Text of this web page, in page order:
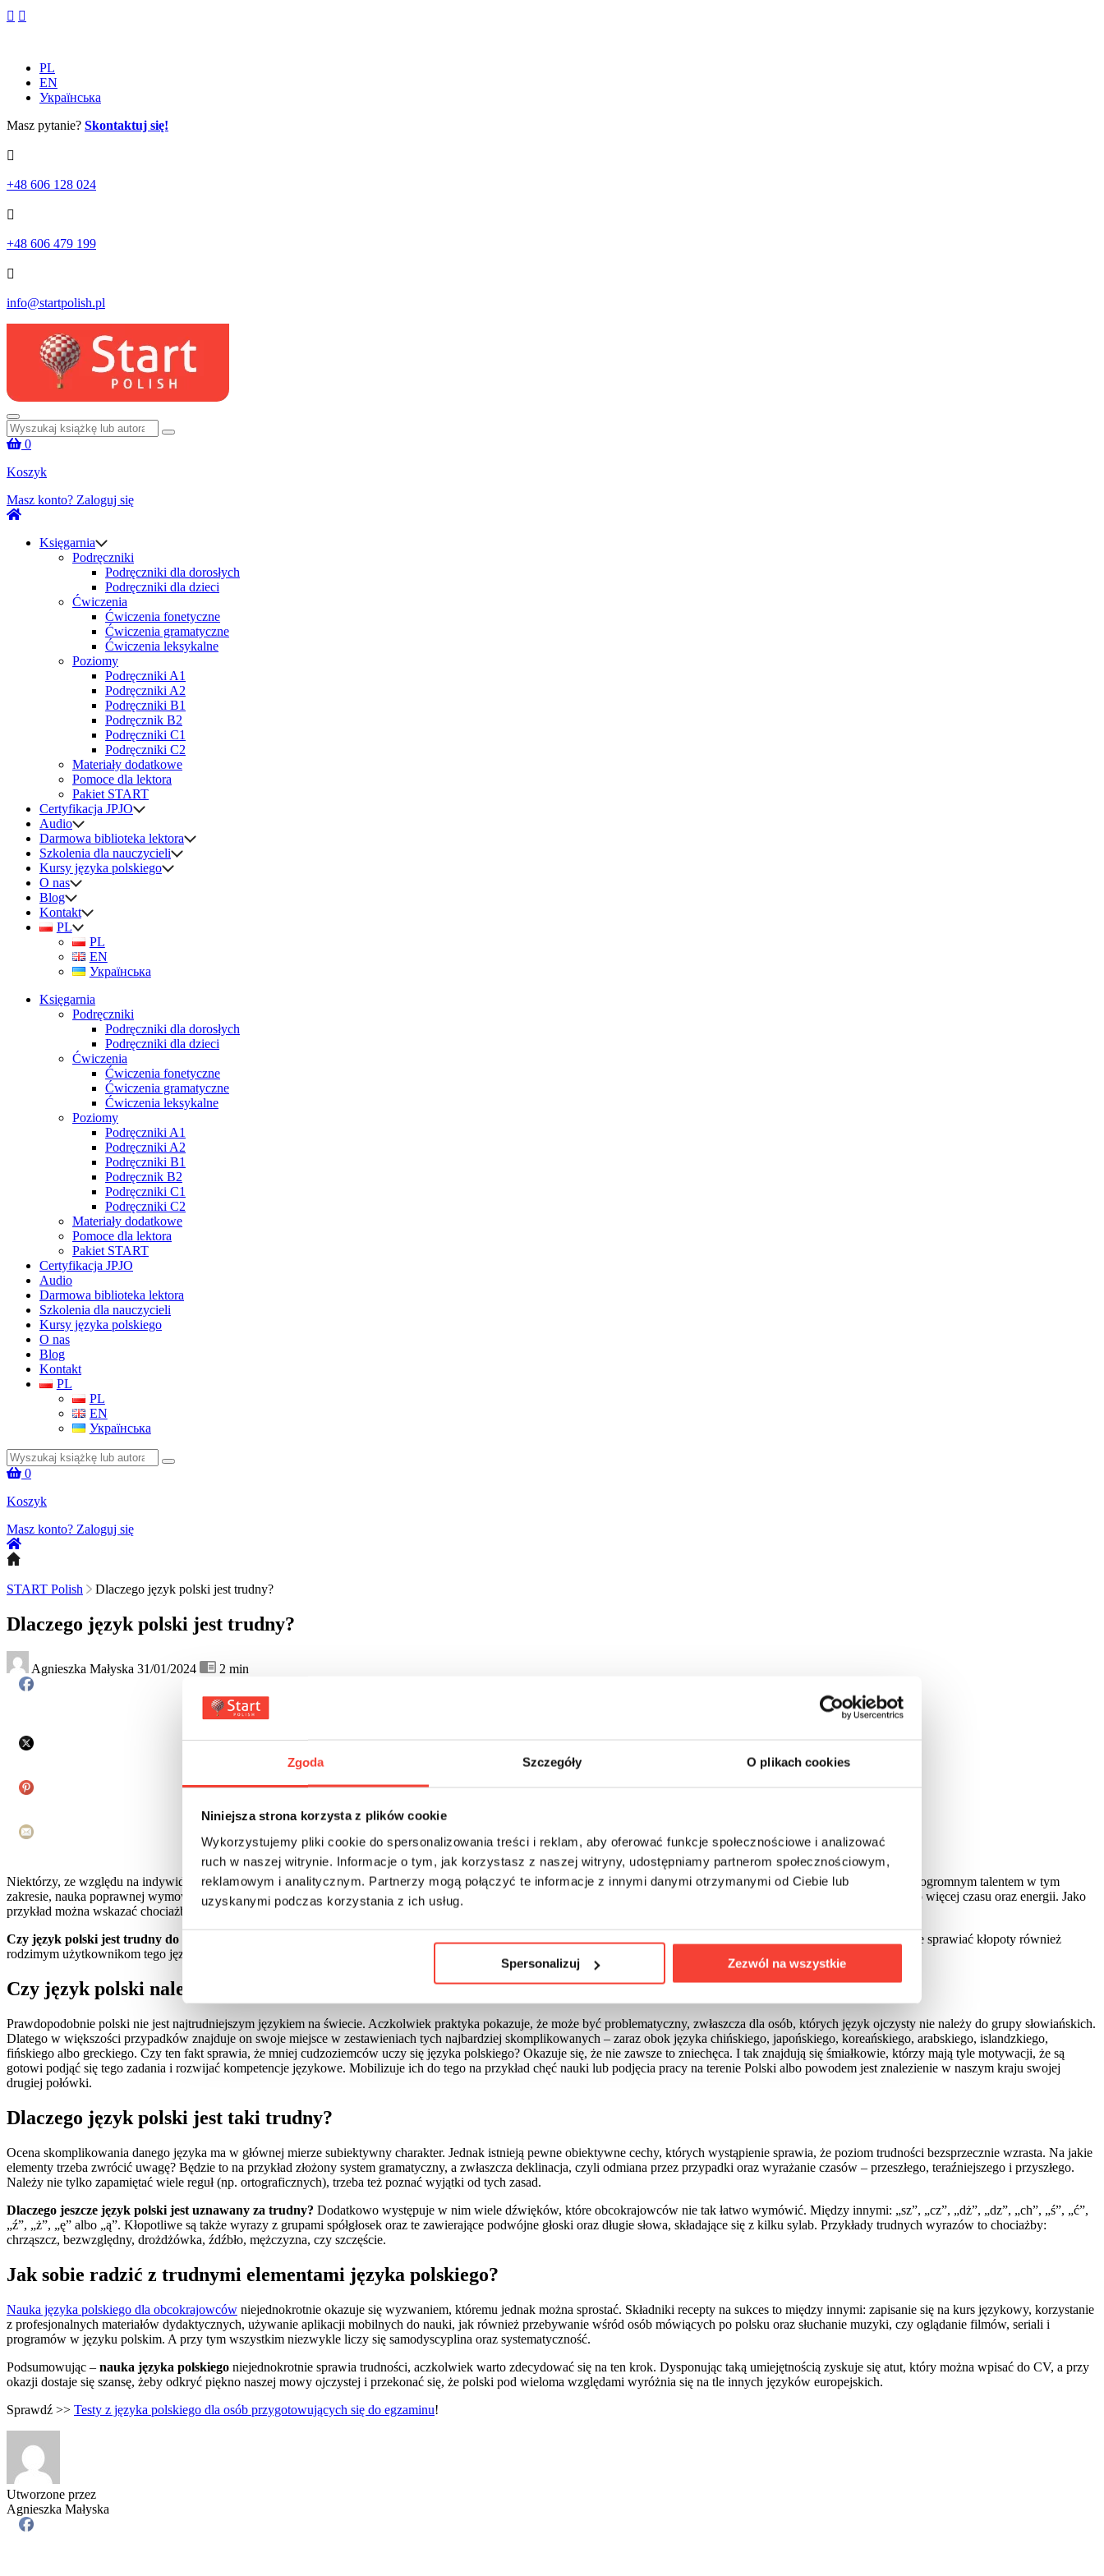
Zgoda Szczegóły O plikach cookies
Niniejsza strona korzysta z plików cookie
Wykorzystujemy pliki cookie do spersonalizowania treści i reklam, aby oferować funkcje społecznościowe i analizować
ruch w naszej witrynie. Informacje o tym, jak korzystasz z naszej witryny, udostępniamy partnerom społecznościowym,
reklamowym i analitycznym. Partnerzy mogą połączyć te informacje z innymi danymi otrzymanymi od Ciebie lub
uzyskanymi podczas korzystania z ich usług.
Spersonalizuj Zezwól na wszystkie
Skip
PL
EN
Українська
Masz pytanie? Skontaktuj się!
+48 606 128 024
+48 606 479 199
info@startpolish.pl
Szukaj:
0
Koszyk
Masz konto? Zaloguj się
Księgarnia
Podręczniki
Podręczniki dla dorosłych
Podręczniki dla dzieci
Ćwiczenia
Ćwiczenia fonetyczne
Ćwiczenia gramatyczne
Ćwiczenia leksykalne
Poziomy
Podręczniki A1
Podręczniki A2
Podręczniki B1
Podręcznik B2
Podręczniki C1
Podręczniki C2
Materiały dodatkowe
Pomoce dla lektora
Pakiet START
Certyfikacja JPJO
Audio
Darmowa biblioteka lektora
Szkolenia dla nauczycieli
Kursy języka polskiego
O nas
Blog
Kontakt
PL
PL
EN
Українська
Księgarnia
Podręczniki
Podręczniki dla dorosłych
Podręczniki dla dzieci
Ćwiczenia
Ćwiczenia fonetyczne
Ćwiczenia gramatyczne
Ćwiczenia leksykalne
Poziomy
Podręczniki A1
Podręczniki A2
Podręczniki B1
Podręcznik B2
Podręczniki C1
Podręczniki C2
Materiały dodatkowe
Pomoce dla lektora
Pakiet START
Certyfikacja JPJO
Audio
Darmowa biblioteka lektora
Szkolenia dla nauczycieli
Kursy języka polskiego
O nas
Blog
Kontakt
PL
PL
EN
Українська
Szukaj:
0
Koszyk
Masz konto? Zaloguj się
START Polish Dlaczego język polski jest trudny?
Dlaczego język polski jest trudny?
Agnieszka Małyska 31/01/2024 2 min
Niektórzy, ze względu na indywidualne predyspozycje, szybko i efektywnie przyswajają języki obce. Jednak trzeba liczyć się z tym, że niekiedy, nawet pomimo dysponowania ogromnym talentem w tym
zakresie, nauka poprawnej wymowy, zapamiętywanie słownictwa, czy poznawanie zasad gramatycznych, okazuje się sporym wyzwaniem, przez co wymaga poświęcenia nieco więcej czasu oraz energii. Jako
przykład można wskazać chociażby polski, który często zajmuje czołowe lokaty w rankingach prezentujących najtrudniejsze języki świata.
Czy język polski jest trudny do nauki przez obcokrajowców?
Wskazujemy kilka argumentów, które to potwierdzają i pokazują, że poprawne posługiwanie się polskim może sprawiać kłopoty również
rodzimym użytkownikom tego języka.
Czy język polski należy do najtrudniejszych języków świata?
Prawdopodobnie polski nie jest najtrudniejszym językiem na świecie. Aczkolwiek praktyka pokazuje, że może być problematyczny, zwłaszcza dla osób, których język ojczysty nie należy do grupy słowiańskich.
Dlatego w większości przypadków znajduje on swoje miejsce w zestawieniach tych najbardziej skomplikowanych – zaraz obok języka chińskiego, japońskiego, koreańskiego, arabskiego, islandzkiego,
fińskiego albo greckiego. Czy ten fakt sprawia, że mniej cudzoziemców uczy się języka polskiego? Okazuje się, że nie zawsze to zniechęca. I tak znajdują się śmiałkowie, którzy mają tyle motywacji, że są
gotowi podjąć się tego zadania i rozwijać kompetencje językowe. Mobilizuje ich do tego na przykład chęć nauki lub podjęcia pracy na terenie Polski albo powodem jest znalezienie w naszym kraju swojej
drugiej połówki.
Dlaczego język polski jest taki trudny?
Ocena skomplikowania danego języka ma w głównej mierze subiektywny charakter. Jednak istnieją pewne obiektywne cechy, których wystąpienie sprawia, że poziom trudności bezsprzecznie wzrasta. Na jakie
elementy trzeba zwrócić uwagę? Będzie to na przykład złożony system gramatyczny, a zwłaszcza deklinacja, czyli odmiana przez przypadki oraz wyrażanie czasów – przeszłego, teraźniejszego i przyszłego.
Należy nie tylko zapamiętać wiele reguł (np. ortograficznych), trzeba też poznać wyjątki od tych zasad.
Dlaczego jeszcze język polski jest uznawany za trudny? Dodatkowo występuje w nim wiele dźwięków, które obcokrajowców nie tak łatwo wymówić. Między innymi: „sz”, „cz”, „dż”, „dz”, „ch”, „ś”, „ć”,
„ź”, „ż”, „ę” albo „ą”. Kłopotliwe są także wyrazy z grupami spółgłosek oraz te zawierające podwójne głoski oraz długie słowa, składające się z kilku sylab. Przykłady trudnych wyrazów to chociażby:
chrząszcz, bezwzględny, drożdżówka, źdźbło, mężczyzna, czy szczęście.
Jak sobie radzić z trudnymi elementami języka polskiego?
Nauka języka polskiego dla obcokrajowców niejednokrotnie okazuje się wyzwaniem, któremu jednak można sprostać. Składniki recepty na sukces to między innymi: zapisanie się na kurs językowy, korzystanie
z profesjonalnych materiałów dydaktycznych, używanie aplikacji mobilnych do nauki, jak również przebywanie wśród osób mówiących po polsku oraz słuchanie muzyki, czy oglądanie filmów, seriali i
programów w języku polskim. A przy tym wszystkim niezwykle liczy się samodyscyplina oraz systematyczność.
Podsumowując – nauka języka polskiego niejednokrotnie sprawia trudności, aczkolwiek warto zdecydować się na ten krok. Dysponując taką umiejętnością zyskuje się atut, który można wpisać do CV, a przy
okazji dostaje się szansę, żeby odkryć piękno naszej mowy ojczystej i przekonać się, że polski pod wieloma względami wyróżnia się na tle innych języków europejskich.
Sprawdź >> Testy z języka polskiego dla osób przygotowujących się do egzaminu!
Utworzone przez
Agnieszka Małyska